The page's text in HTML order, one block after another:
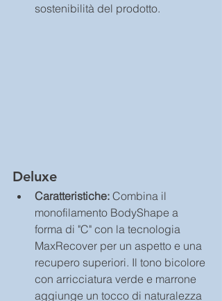
sostenibilità del prodotto.
Deluxe
Caratteristiche: Combina il
monofilamento BodyShape a
forma di "C" con la tecnologia
MaxRecover per un aspetto e una
recupero superiori. Il tono bicolore
con arricciatura verde e marrone
aggiunge un tocco di naturalezza